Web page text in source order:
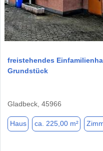
freistehendes
Grundstück
Gladbeck, 45966
Haus ca. 225,00 m²